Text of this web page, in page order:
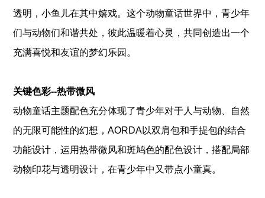
透明，小鱼儿在其中嬉戏。这个动物童话世界中，青少年
们与动物们和谐共处，彼此温暖着心灵，共同创造出一个
充满喜悦和友谊的梦幻乐园。
关键色彩--热带微风
动物童话主题配色充分体现了青少年对于人与动物、自然
的无限可能性的幻想，AORDA以双肩包和手提包的结合
功能设计，运用热带微风和斑鸠色的配色设计，搭配局部
动物印花与透明设计，在青少年中又带点小童真。